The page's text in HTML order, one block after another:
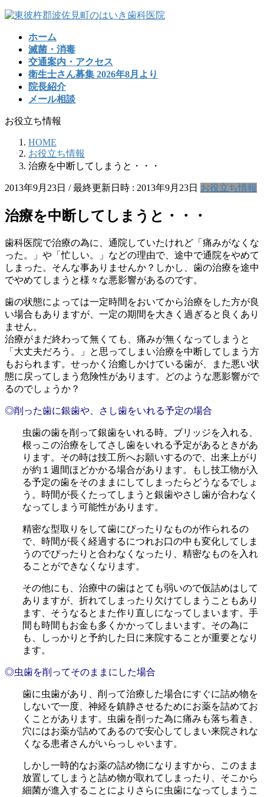
コ
プ
ナ
動
ホーム
滅菌・消毒
交通案内・アクセス
衛生士さん募集 2026年8月より
院長紹介
メール相談
お役立ち情報
HOME
お役立ち情報
治療を中断してしまうと・・・
2013年9月23日 / 最終更新日時 : 2013年9月23日 お役立ち情報
治療を中断してしまうと・・・
歯科医院で治療の為に、通院していたけれど「痛みがなくな
った。」や「忙しい。」などの理由で、途中で通院をやめて
しまった。そんな事ありませんか？しかし、歯の治療を途中
でやめてしまうと様々な悪影響があるのです。
歯の状態によっては一定時間をおいてから治療をした方が良
い場合もありますが、一定の期間を大きく過ぎると良くあり
ません。
治療がまだ終わって無くても、痛みが無くなってしまうと
「大丈夫だろう。」と思ってしまい治療を中断してしまう方
もおられます。せっかく治癒しかけている歯が、また悪い状
態に戻ってしまう危険性があります。どのような悪影響がで
るのでしょうか？
◎削った歯に銀歯や、さし歯をいれる予定の場合
虫歯の歯を削って銀歯をいれる時。ブリッジを入れる、
根っこの治療をしてさし歯をいれる予定があるときがあ
ります。その時は技工所へお願いするので、出来上がり
が約１週間ほどかかる場合があります。もし技工物が入
る予定の歯をそのままにしてしまったらどうなるでしょ
う。時間が長くたってしまうと銀歯やさし歯が合わなく
なってしまう可能性があります。
精密な型取りをして歯にぴったりなものが作られるの
で、時間が長く経過するにつれお口の中も変化してしま
うのでぴったりと合わなくなったり、精密なものを入れ
ることができなくなります。
その他にも、治療中の歯はとても弱いので仮詰めはして
ありますが、折れてしまったり欠けてしまうこともあり
ます、そうなるとまた作り直しになってしまいます。手
間も時間もお金も多くかかってしまいます。その為に
も、しっかりと予約した日に来院することが重要となり
ます。
◎虫歯を削ってそのままにした場合
歯に虫歯があり、削って治療した場合にすぐに詰め物を
しないで一度、神経を鎮静させるためにお薬を詰めてお
くことがあります。虫歯を削った為に痛みも落ち着き、
穴にはお薬が詰めてあるので安心してしまい来院されな
くなる患者さんがいらっしゃいます。
しかし一時的なお薬の詰め物になりますから、このまま
放置してしまうと詰め物が取れてしまったり、そこから
細菌が進入することによりさらに虫歯になってしまうこ